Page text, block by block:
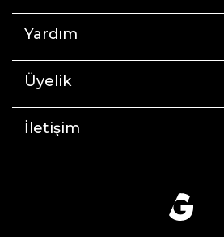
Yardım
Üyelik
İletişim